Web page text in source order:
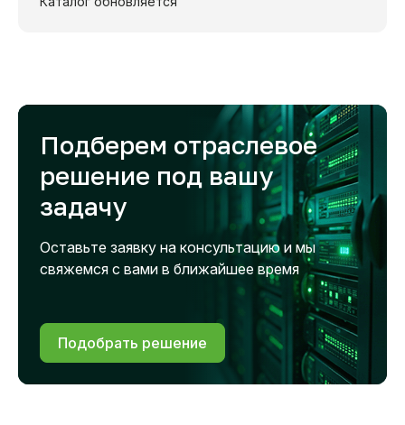
Подберем отраслевое
решение под вашу
задачу
Оставьте заявку на консультацию и мы
свяжемся с вами в ближайшее время
Подобрать решение